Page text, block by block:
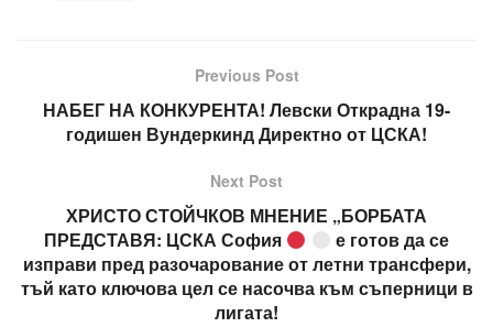
Previous Post
НАБЕГ НА КОНКУРЕНТА! Левски Открадна 19-
годишен Вундеркинд Директно от ЦСКА!
Next Post
ХРИСТО СТОЙЧКОВ МНЕНИЕ „БОРБАТА
ПРЕДСТАВЯ: ЦСКА София
е готов да се
изправи пред разочарование от летни трансфери,
тъй като ключова цел се насочва към съперници в
лигата!